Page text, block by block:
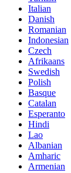
Italian
Danish
Romanian
Indonesian
Czech
Afrikaans
Swedish
Polish
Basque
Catalan
Esperanto
Hindi
Lao
Albanian
Amharic
Armenian